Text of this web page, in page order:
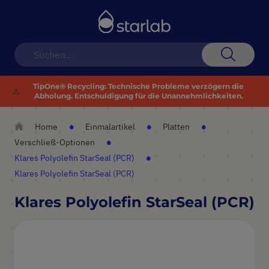
⚠️
TipOne® Recycling: Technische Probleme verzögern die
Abholung. Entschuldigung für die Unannehmlichkeiten.
Home Einmalartikel
Platten
Verschließ-Optionen
Klares Polyolefin StarSeal (PCR)
Klares Polyolefin StarSeal (PCR)
Klares Polyolefin StarSeal (PCR)